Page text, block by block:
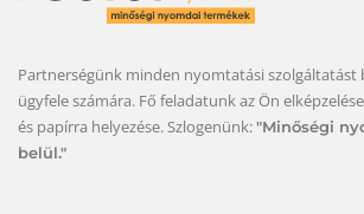
Partnerségünk minden nyomtatási szolgáltatást
ügyfele számára. Fő feladatunk az Ön
és papírra helyezése. Szlogenünk:"Minőségi
belül."